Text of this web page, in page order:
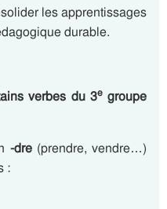
les apprentissages
durable.
verbes du 3egroupe
-dre(prendre, vendre…)
: